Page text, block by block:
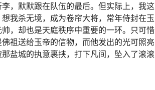
，默默跟在队伍的最后。但实际上，我这
我杀无境，成为卷帘大将，常年侍封在玉
，却也是天庭秩序中重要的一环。只可惜
祖送给玉帝的信物，而他发出的光可照亮
盐城的执意裹挟，打下凡间，坠入了滚滚